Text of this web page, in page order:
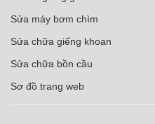
Sửa máy bơm chìm
Sửa chữa giếng khoan
Sửa chữa bồn cầu
Sơ đồ trang web